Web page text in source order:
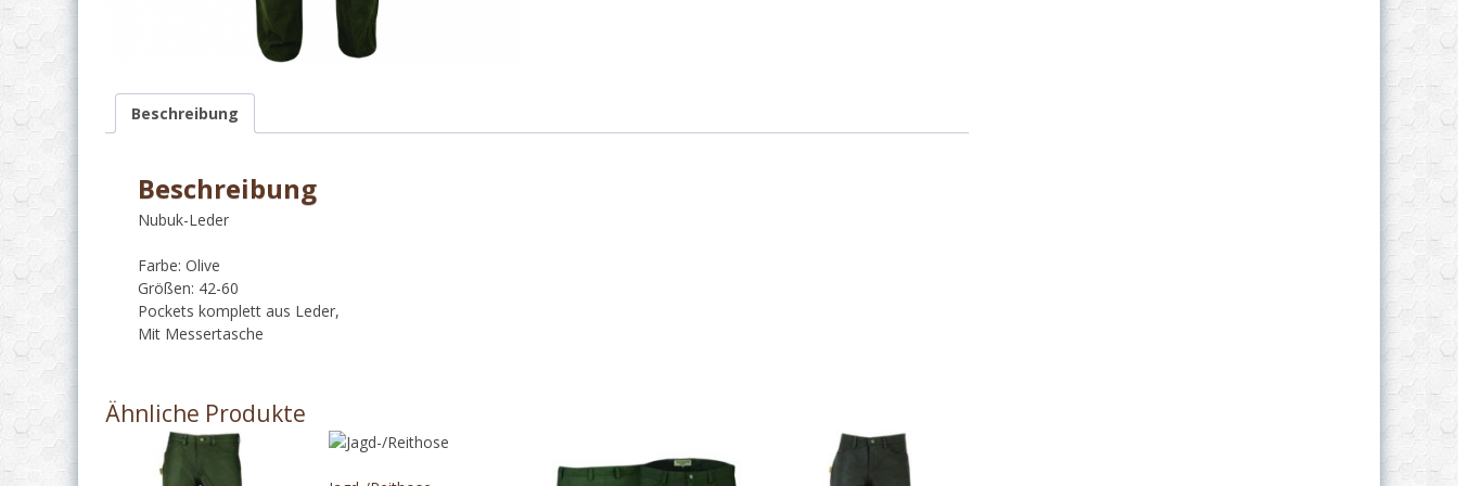
Beschreibung
Beschreibung
Nubuk-Leder
Farbe: Olive
Größen: 42-60
Pockets komplett aus Leder,
Mit Messertasche
Ähnliche Produkte